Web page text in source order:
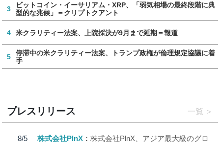
3
ビットコイン・イーサリアム・XRP、「弱気相場の最終段階に典
型的な兆候」＝クリプトクアント
4 米クラリティー法案、上院採決が9月まで延期＝報道
5
停滞中の米クラリティー法案、トランプ政権が倫理規定協議に着
手
プレスリリース 一覧
8/5
株式会社PlnX
株式会社PlnX、アジア最大級のグロ